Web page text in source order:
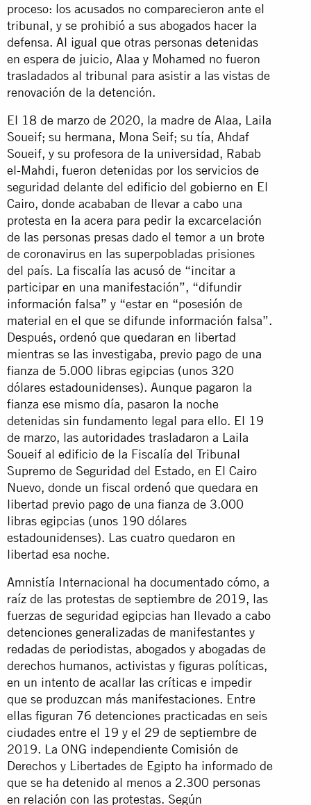
proceso: los acusados no comparecieron ante el
tribunal, y se prohibió a sus abogados hacer la
defensa. Al igual que otras personas detenidas
en espera de juicio, Alaa y Mohamed no fueron
trasladados al tribunal para asistir a las vistas de
renovación de la detención.
El 18 de marzo de 2020, la madre de Alaa, Laila
Soueif; su hermana, Mona Seif; su tía, Ahdaf
Soueif, y su profesora de la universidad, Rabab
el-Mahdi, fueron detenidas por los servicios de
seguridad delante del edificio del gobierno en El
Cairo, donde acababan de llevar a cabo una
protesta en la acera para pedir la excarcelación
de las personas presas dado el temor a un brote
de coronavirus en las superpobladas prisiones
del país. La fiscalía las acusó de “incitar a
participar en una manifestación”, “difundir
información falsa” y “estar en “posesión de
material en el que se difunde información falsa”.
Después, ordenó que quedaran en libertad
mientras se las investigaba, previo pago de una
fianza de 5.000 libras egipcias (unos 320
dólares estadounidenses). Aunque pagaron la
fianza ese mismo día, pasaron la noche
detenidas sin fundamento legal para ello. El 19
de marzo, las autoridades trasladaron a Laila
Soueif al edificio de la Fiscalía del Tribunal
Supremo de Seguridad del Estado, en El Cairo
Nuevo, donde un fiscal ordenó que quedara en
libertad previo pago de una fianza de 3.000
libras egipcias (unos 190 dólares
estadounidenses). Las cuatro quedaron en
libertad esa noche.
Amnistía Internacional ha documentado cómo, a
raíz de las protestas de septiembre de 2019, las
fuerzas de seguridad egipcias han llevado a cabo
detenciones generalizadas de manifestantes y
redadas de periodistas, abogados y abogadas de
derechos humanos, activistas y figuras políticas,
en un intento de acallar las críticas e impedir
que se produzcan más manifestaciones. Entre
ellas figuran 76 detenciones practicadas en seis
ciudades entre el 19 y el 29 de septiembre de
2019. La ONG independiente Comisión de
Derechos y Libertades de Egipto ha informado de
que se ha detenido al menos a 2.300 personas
en relación con las protestas. Según